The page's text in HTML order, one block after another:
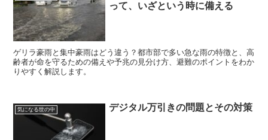
って、いざという時に備える
ゲリラ豪雨と集中豪雨はどう違う？都市部で多い急な雨の特徴と、高
齢者が命を守るための備えや予兆の見分け方、避難のポイントをわか
りやすく解説します。
気になる世の中 デジタル万引きの問題とその対策